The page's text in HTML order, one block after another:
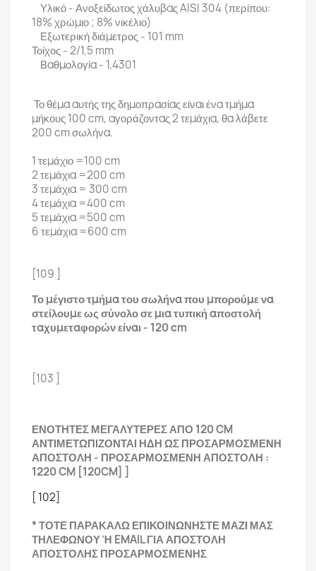
Υλικό - Ανοξείδωτος χάλυβας AISI 304 (περίπου:
18% χρώμιο ; 8% νικέλιο)
Εξωτερική διάμετρος - 101 mm
Τοίχος - 2/1,5 mm
Βαθμολογία - 1,4301
Το θέμα αυτής της δημοπρασίας είναι ένα τμήμα
μήκους 100 cm, αγοράζοντας 2 τεμάχια, θα λάβετε
200 cm σωλήνα.
1 τεμάχιο =100 cm
2 τεμάχια =200 cm
3 τεμάχια = 300 cm
4 τεμάχια =400 cm
5 τεμάχια =500 cm
6 τεμάχια =600 cm
[109 ]
Το μέγιστο τμήμα του σωλήνα που μπορούμε να
στείλουμε ως σύνολο σε μια τυπική αποστολή
ταχυμεταφορών είναι - 120 cm
[103 ]
ΕΝΟΤΗΤΕΣ ΜΕΓΑΛΥΤΕΡΕΣ ΑΠΟ 120 CM
ΑΝΤΙΜΕΤΩΠΙΖΟΝΤΑΙ ΗΔΗ ΩΣ ΠΡΟΣΑΡΜΟΣΜΕΝΗ
ΑΠΟΣΤΟΛΗ - ΠΡΟΣΑΡΜΟΣΜΕΝΗ ΑΠΟΣΤΟΛΗ :
1220 CM [120CM] ]
[ 102]
* ΤΟΤΕ ΠΑΡΑΚΑΛΩ ΕΠΙΚΟΙΝΩΝΗΣΤΕ ΜΑΖΙ ΜΑΣ
ΤΗΛΕΦΩΝΟΥ Ή EMAIL ΓΙΑ ΑΠΟΣΤΟΛΗ
ΑΠΟΣΤΟΛΗΣ ΠΡΟΣΑΡΜΟΣΜΕΝΗΣ